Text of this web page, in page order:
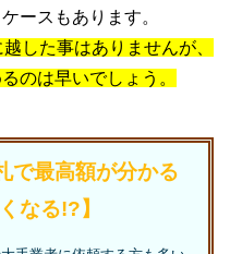
ースもあります。
した事はありませんが、
のは早いでしょう。
で最高額が分かる
なる!?】